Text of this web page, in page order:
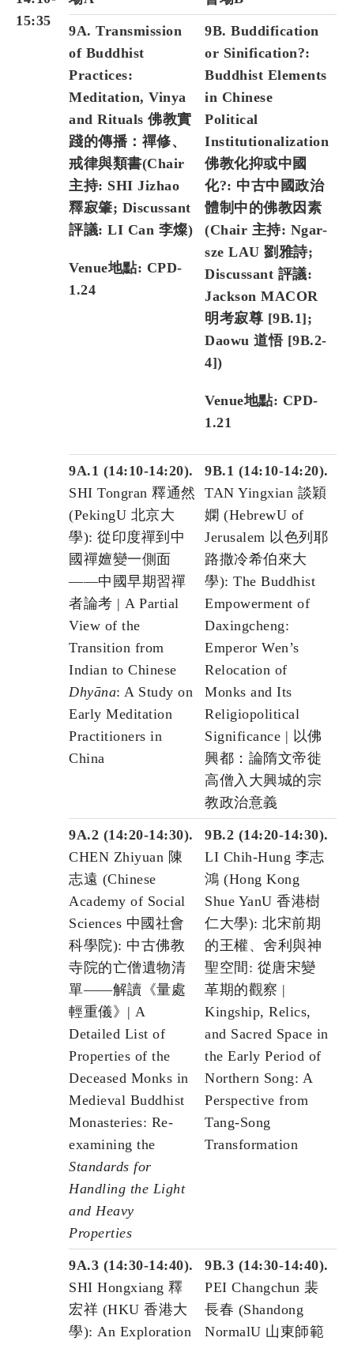
15:35
9A. Transmission
of Buddhist
Practices:
Meditation, Vinya
and Rituals 佛教實
踐的傳播：禪修、
戒律與類書(Chair
主持: SHI Jizhao
釋寂肇; Discussant
評議: LI Can 李燦)
Venue地點: CPD-
1.24
9B. Buddification
or Sinification?:
Buddhist Elements
in Chinese
Political
Institutionalization
佛教化抑或中國
化?: 中古中國政治
體制中的佛教因素
(Chair 主持: Ngar-
sze LAU 劉雅詩;
Discussant 評議:
Jackson MACOR
明考寂尊 [9B.1];
Daowu 道悟 [9B.2-
4])
Venue地點: CPD-
1.21
9A.1 (14:10-14:20).
SHI Tongran 釋通然
(PekingU 北京大
學): 從印度禪到中
國禪嬗變一側面
——中國早期習禪
者論考 | A Partial
View of the
Transition from
Indian to Chinese
Dhyāna: A Study on
Early Meditation
Practitioners in
China
9B.1 (14:10-14:20).
TAN Yingxian 談穎
嫻 (HebrewU of
Jerusalem 以色列耶
路撒冷希伯來大
學): The Buddhist
Empowerment of
Daxingcheng:
Emperor Wen’s
Relocation of
Monks and Its
Religiopolitical
Significance | 以佛
興都：論隋文帝徙
高僧入大興城的宗
教政治意義
9A.2 (14:20-14:30).
CHEN Zhiyuan 陳
志遠 (Chinese
Academy of Social
Sciences 中國社會
科學院): 中古佛教
寺院的亡僧遺物清
單——解讀《量處
輕重儀》| A
Detailed List of
Properties of the
Deceased Monks in
Medieval Buddhist
Monasteries: Re-
examining the
Standards for
Handling the Light
and Heavy
Properties
9B.2 (14:20-14:30).
LI Chih-Hung 李志
鴻 (Hong Kong
Shue YanU 香港樹
仁大學): 北宋前期
的王權、舍利與神
聖空間: 從唐宋變
革期的觀察 |
Kingship, Relics,
and Sacred Space in
the Early Period of
Northern Song: A
Perspective from
Tang-Song
Transformation
9A.3 (14:30-14:40).
SHI Hongxiang 釋
宏祥 (HKU 香港大
學): An Exploration
9B.3 (14:30-14:40).
PEI Changchun 裴
長春 (Shandong
NormalU 山東師範